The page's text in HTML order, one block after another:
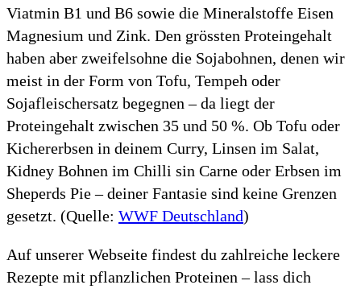
Viatmin B1 und B6 sowie die Mineralstoffe Eisen
Magnesium und Zink. Den grössten Proteingehalt
haben aber zweifelsohne die Sojabohnen, denen wir
meist in der Form von Tofu, Tempeh oder
Sojafleischersatz begegnen – da liegt der
Proteingehalt zwischen 35 und 50 %. Ob Tofu oder
Kichererbsen in deinem Curry, Linsen im Salat,
Kidney Bohnen im Chilli sin Carne oder Erbsen im
Sheperds Pie – deiner Fantasie sind keine Grenzen
gesetzt. (Quelle: WWF Deutschland)
Auf unserer Webseite findest du zahlreiche leckere
Rezepte mit pflanzlichen Proteinen – lass dich